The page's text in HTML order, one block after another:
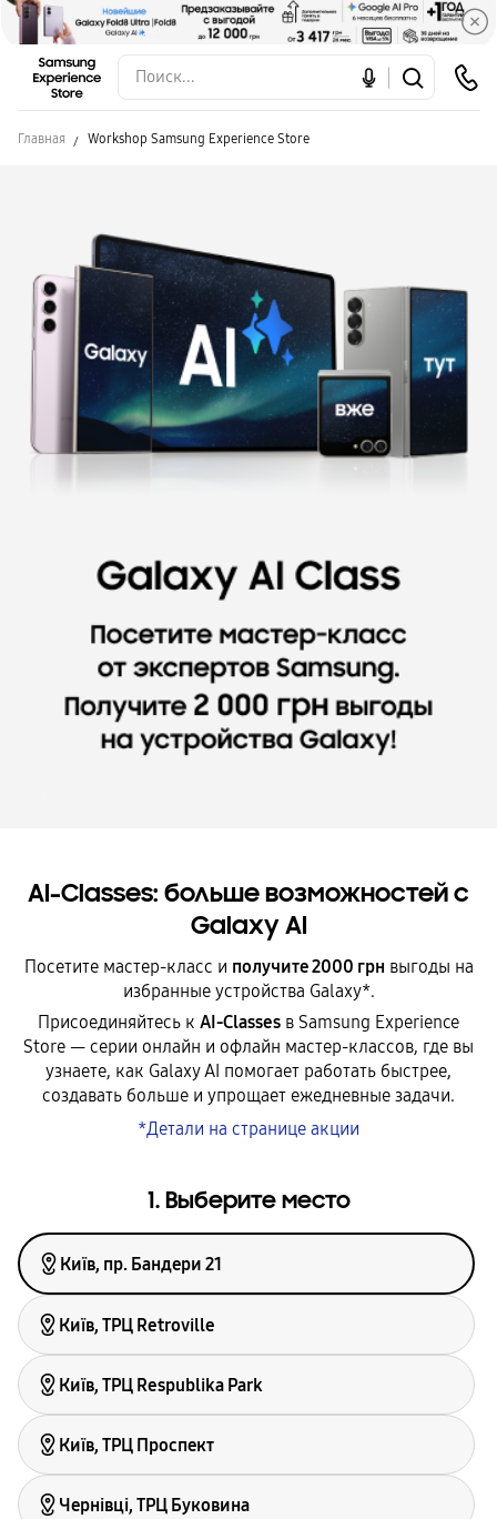
Главная Workshop Samsung Experience Store
AI-Classes: больше возможностей с
Galaxy AI
Посетите мастер-класс и получите 2000 грн выгоды на
избранные устройства Galaxy*.
Присоединяйтесь к AI-Classes в Samsung Experience
Store — серии онлайн и офлайн мастер-классов, где вы
узнаете, как Galaxy AI помогает работать быстрее,
создавать больше и упрощает ежедневные задачи.
*Детали на странице акции
1. Выберите место
Київ, пр. Бандери 21
Київ, ТРЦ Retroville
Київ, ТРЦ Respublika Park
Київ, ТРЦ Проспект
Чернівці, ТРЦ Буковина